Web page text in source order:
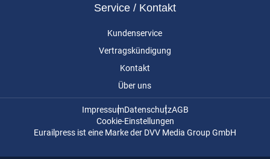
Service / Kontakt
Kundenservice
Vertragskündigung
Kontakt
Über uns
ImpressumDatenschutzAGB
Cookie-Einstellungen
Eurailpress ist eine Marke der DVV Media Group GmbH